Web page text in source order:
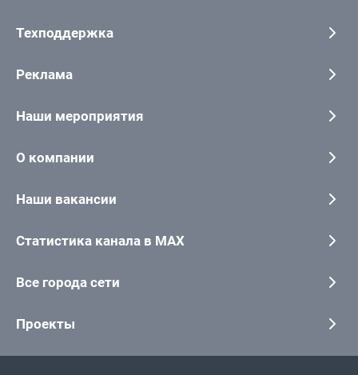
Техподдержка
Реклама
Наши мероприятия
О компании
Наши вакансии
Статистика канала в MAX
Все города сети
Проекты